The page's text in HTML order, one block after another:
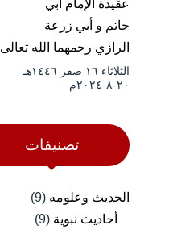
عقيدة الإمام أبي
حاتم و أبي زرعة
الرازي رحمهما الله تعالى
الثلاثاء ۱٦ صفر ۱٤٤٦هـ
۲۰-۸-۲۰۲٤م
تصنيفات
الحديث وعلومه (9)
أحاديث نبوية (9)